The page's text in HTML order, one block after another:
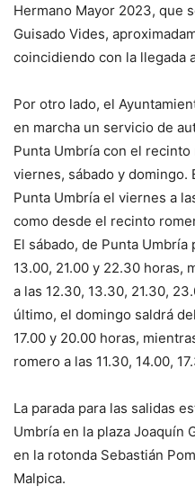
Hermano Mayor 2023, que
Guisado Vides,
coincidiendo con la llegada
Por otro lado, el
en marcha un servicio de
Punta Umbría con el
viernes, sábado y domingo.
Punta Umbría el viernes a
como desde el recinto
El sábado, de Punta
13.00, 21.00 y 22.30 horas,
a las 12.30, 13.30, 21.30,
último, el domingo saldrá
17.00 y 20.00 horas,
romero a las 11.30, 14.00,
La parada para las salidas
Umbría en la plaza Joaquín
en la rotonda Sebastián
Malpica.